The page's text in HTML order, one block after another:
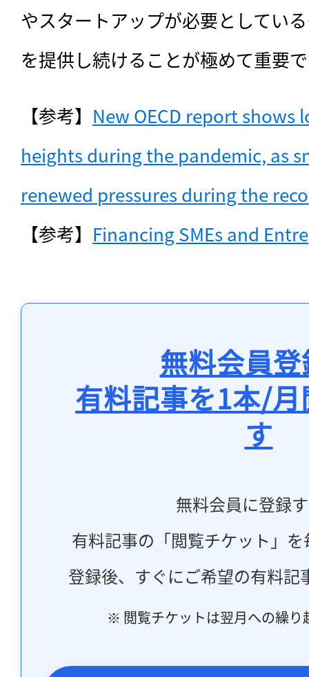
やスタートアップが必要としてい
を提供し続けることが極めて重要
【参考】 New OECD report shows
heights during the pandemic, as
renewed pressures during the
【参考】 Financing SMEs and
無料会員
有料記事を1本/
す
無料会員に登録
有料記事の「閲覧チケット」
登録後、すぐにご希望の有料記
※ 閲覧チケットは翌月への繰り